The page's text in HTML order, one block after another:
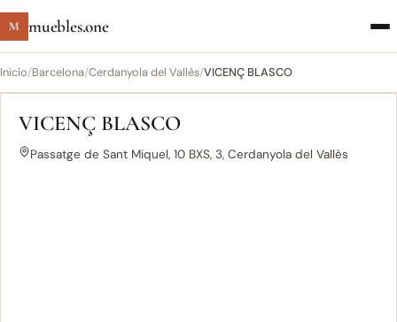
M muebles.one
Inicio/Barcelona/Cerdanyola del Vallès/VICENÇ BLASCO
VICENÇ BLASCO
Passatge de Sant Miquel, 10 BXS, 3, Cerdanyola del Vallès